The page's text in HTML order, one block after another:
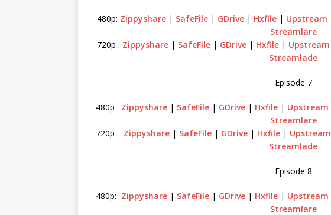
480p: Zippyshare | SafeFile | GDrive | Hxfile | Upstream
Streamlare
720p : Zippyshare | SafeFile | GDrive | Hxfile | Upstream
Streamlade
Episode 7
480p : Zippyshare | SafeFile | GDrive | Hxfile | Upstream
Streamlare
720p : Zippyshare | SafeFile | GDrive | Hxfile | Upstream
Streamlade
Episode 8
480p: Zippyshare | SafeFile | GDrive | Hxfile | Upstream
Streamlare